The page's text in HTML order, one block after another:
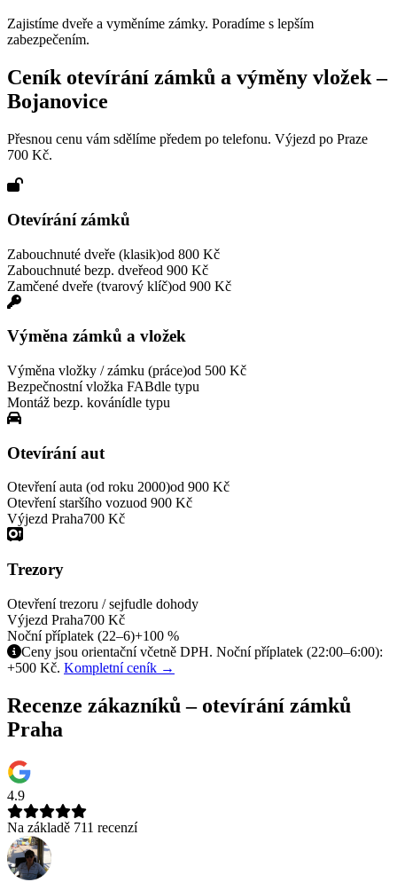
Zajistíme dveře a vyměníme zámky. Poradíme s lepším
zabezpečením.
Ceník otevírání zámků a výměny vložek –
Bojanovice
Přesnou cenu vám sdělíme předem po telefonu. Výjezd po Praze
700 Kč.
Otevírání zámků
Zabouchnuté dveře (klasik)od 800 Kč
Zabouchnuté bezp. dveřeod 900 Kč
Zamčené dveře (tvarový klíč)od 900 Kč
Výměna zámků a vložek
Výměna vložky / zámku (práce)od 500 Kč
Bezpečnostní vložka FABdle typu
Montáž bezp. kovánídle typu
Otevírání aut
Otevření auta (od roku 2000)od 900 Kč
Otevření staršího vozuod 900 Kč
Výjezd Praha700 Kč
Trezory
Otevření trezoru / sejfudle dohody
Výjezd Praha700 Kč
Noční příplatek (22–6)+100 %
Ceny jsou orientační včetně DPH. Noční příplatek (22:00–6:00):
+500 Kč. Kompletní ceník →
Recenze zákazníků – otevírání zámků
Praha
4.9
Na základě 711 recenzí